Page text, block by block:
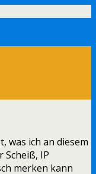
was ich an diesem
Scheiß, IP
merken kann